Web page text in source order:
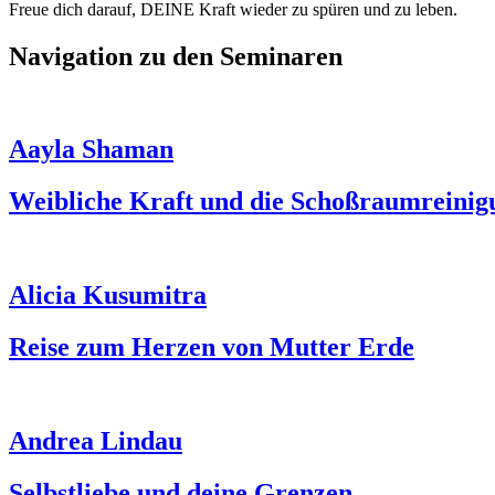
Freue dich darauf, DEINE Kraft wieder zu spüren und zu leben.
Navigation zu den Seminaren
Aayla Shaman
Weibliche Kraft und die
Alicia Kusumitra
Reise zum Herzen von Mutter Erde
Andrea Lindau